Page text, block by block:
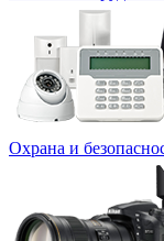
Охрана и